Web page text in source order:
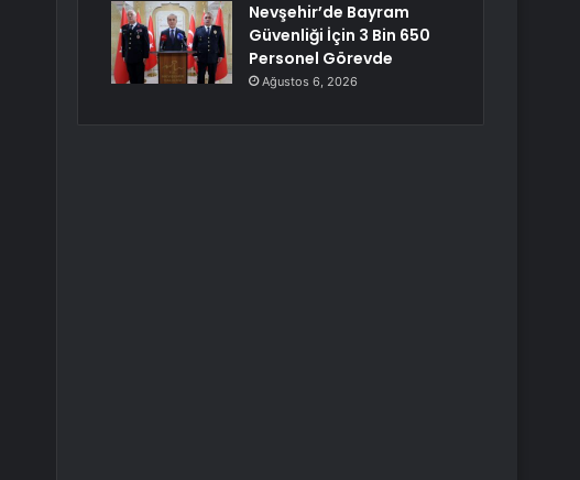
Nevşehir’de Bayram
Güvenliği İçin 3 Bin 650
Personel Görevde
Ağustos 6, 2026